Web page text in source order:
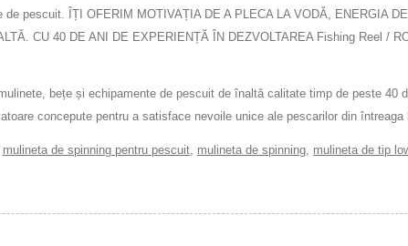
pescuit. ÎȚI OFERIM MOTIVAȚIA DE A PLECA LA VODĂ, ENERGIA
CU 40 DE ANI DE EXPERIENȚĂ ÎN DEZVOLTAREA Fishing Reel /
bețe și echipamente de pescuit de înaltă calitate timp de peste 40
concepute pentru a satisface nevoile unice ale pescarilor din întreaga
mulineta de spinning pentru pescuit, mulineta de spinning, mulineta de tip